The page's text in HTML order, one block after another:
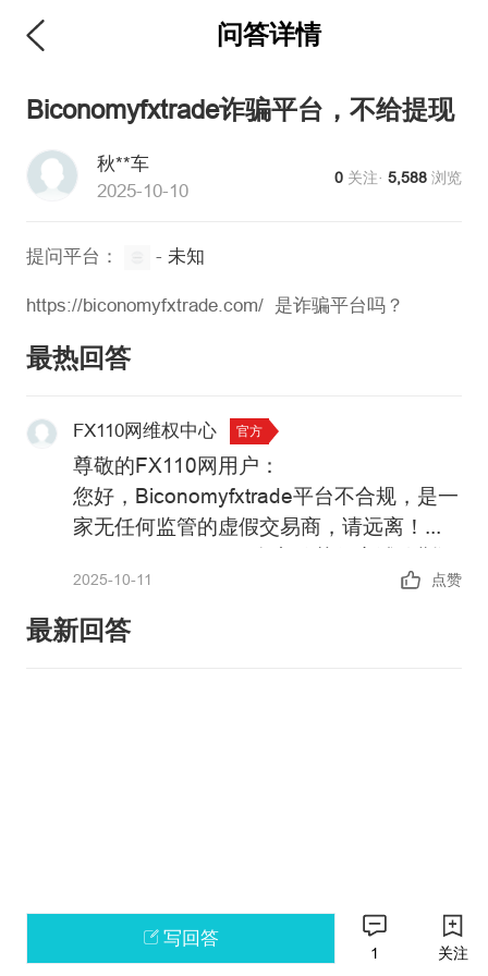
问答详情
Biconomyfxtrade诈骗平台，不给提现
秋**车
2025-10-10
0 关注·5,588 浏览
提问平台： - 未知
https://biconomyfxtrade.com/ 是诈骗平台吗？
最热回答
FX110网维权中心 官方
尊敬的FX110网用户：
您好，Biconomyfxtrade平台不合规，是一
家无任何监管的虚假交易商，请远离！
券交易委员会CySEC的许可，许可证号
138/11，提供二元期权、外汇等金融衍生
品投资交易服务。经查询，塞浦路斯
政策警告：中国未批准任何机构在境内开
2025-10-11 点赞
最新回答
写回答
1 关注